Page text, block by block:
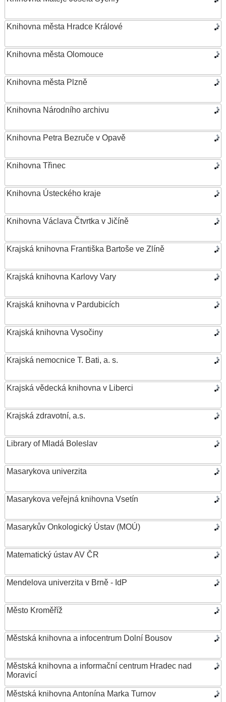
Knihovna města Hradce Králové
Knihovna města Olomouce
Knihovna města Plzně
Knihovna Národního archivu
Knihovna Petra Bezruče v Opavě
Knihovna Třinec
Knihovna Ústeckého kraje
Knihovna Václava Čtvrtka v Jičíně
Krajská knihovna Františka Bartoše ve Zlíně
Krajská knihovna Karlovy Vary
Krajská knihovna v Pardubicích
Krajská knihovna Vysočiny
Krajská nemocnice T. Bati, a. s.
Krajská vědecká knihovna v Liberci
Krajská zdravotní, a.s.
Library of Mladá Boleslav
Masarykova univerzita
Masarykova veřejná knihovna Vsetín
Masarykův Onkologický Ústav (MOÚ)
Matematický ústav AV ČR
Mendelova univerzita v Brně - IdP
Město Kroměříž
Městská knihovna a infocentrum Dolní Bousov
Městská knihovna a informační centrum Hradec nad
Moravicí
Městská knihovna Antonína Marka Turnov